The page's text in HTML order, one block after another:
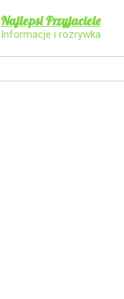
Najlepsi Przyjaciele
Informacje i rozrywka